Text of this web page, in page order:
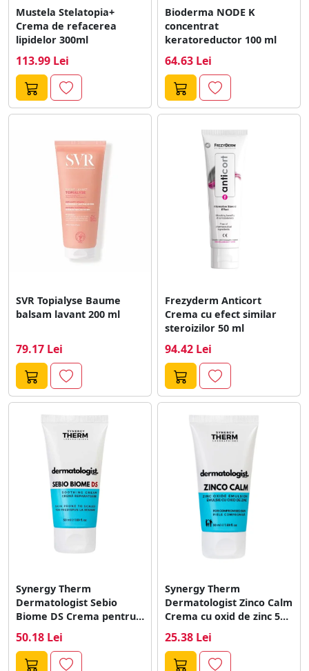
Mustela Stelatopia+
Crema de refacerea
lipidelor 300ml
113.99 Lei
Bioderma NODE K
concentrat
keratoreductor 100 ml
64.63 Lei
SVR Topialyse Baume
balsam lavant 200 ml
79.17 Lei
Frezyderm Anticort
Crema cu efect similar
steroizilor 50 ml
94.42 Lei
Synergy Therm
Dermatologist Sebio
Biome DS Crema pentru
ml
50.18 Lei
Synergy Therm
Dermatologist Zinco Calm
Crema cu oxid de zinc 50
25.38 Lei